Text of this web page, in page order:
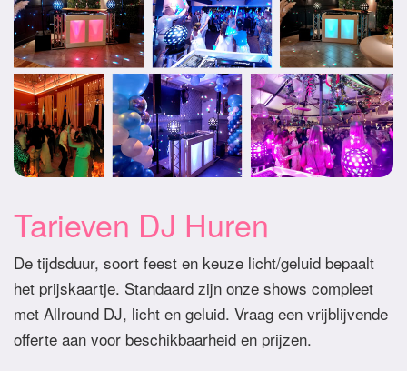
Tarieven DJ Huren
De tijdsduur, soort feest en keuze licht/geluid bepaalt
het prijskaartje. Standaard zijn onze shows compleet
met Allround DJ, licht en geluid. Vraag een vrijblijvende
offerte aan voor beschikbaarheid en prijzen.